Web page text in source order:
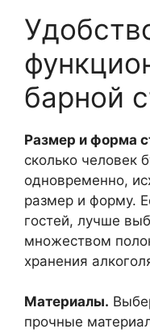
барной
Размер и форма
сколько человек
одновременно,
размер и форму.
гостей, лучше
множеством
хранения
Материалы.
прочные